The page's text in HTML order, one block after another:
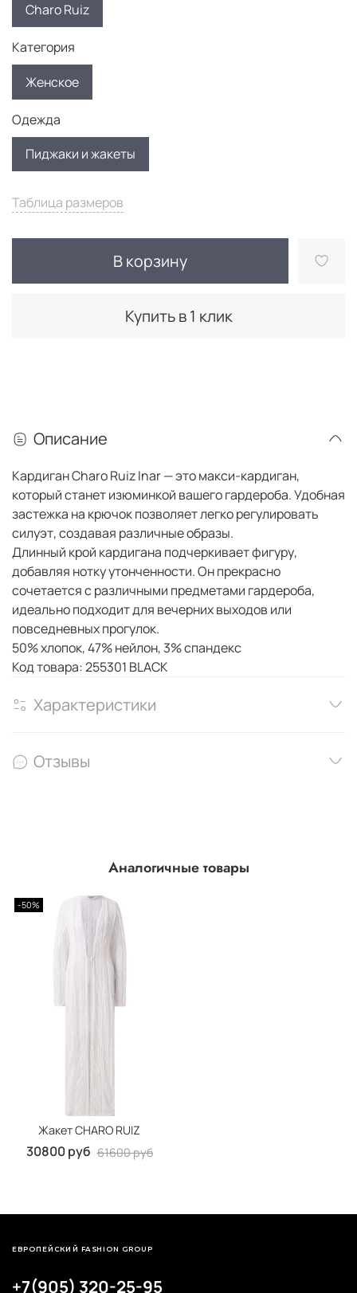
Таблица размеров
В корзину
Купить в 1 клик
Charo Ruiz
Категория
Женское
Одежда
Пиджаки и жакеты
Описание
Кардиган Charo Ruiz Inar — это макси-кардиган,
который станет изюминкой вашего гардероба. Удобная
застежка на крючок позволяет легко регулировать
силуэт, создавая различные образы.
Длинный крой кардигана подчеркивает фигуру,
добавляя нотку утонченности. Он прекрасно
сочетается с различными предметами гардероба,
идеально подходит для вечерних выходов или
повседневных прогулок.
50% хлопок, 47% нейлон, 3% спандекс
Код товара: 255301 BLACK
Характеристики
Отзывы
Аналогичные товары
-50%
Жакет CHARO RUIZ
30800 руб 61600 руб
+7(905) 320-25-95
ЕВРОПЕЙСКИЙ FASHION GROUP